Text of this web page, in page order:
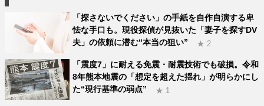
「探さないでください」の手紙を自作自演する卑
怯な手口も。現役探偵が見抜いた「妻子を探すDV
夫」の依頼に潜む“本当の狙い”
★ 2
「震度7」に耐える免震・耐震技術でも破損。令和
8年熊本地震の「想定を超えた揺れ」が明らかにし
た“現行基準の弱点”
★ 1